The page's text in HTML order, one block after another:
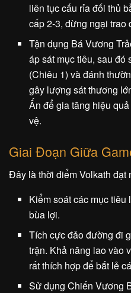
liên tục cấu rỉa đối thủ
cấp 2-3, đừng ngại trao
Tận dụng Bá Vương
áp sát mục tiêu, sau
(Chiêu 1) và đánh
gây lượng sát thương
Ấn để gia tăng hiệu
vệ.
Giai Đoạn Giữa
Đây là thời điểm Volkath đạt
Kiểm soát các mục
bùa lợi.
Tích cực đảo đường đi
trận. Khả năng lao vào
rất thích hợp để bắt lẻ
Sử dụng Chiến Vương